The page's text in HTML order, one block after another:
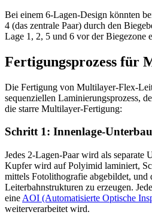
Bei einem 6-Lagen-Design könnten
4 (das zentrale Paar) durch den
Lage 1, 2, 5 und 6 vor der Biegezone
Fertigungsprozess für
Die Fertigung von Multilayer-Flex-
sequenziellen Laminierungsprozess,
die starre Multilayer-Fertigung:
Schritt 1: Innenlage-
Jedes 2-Lagen-Paar wird als separate
Kupfer wird auf Polyimid laminiert,
mittels Fotolithografie abgebildet,
Leiterbahnstrukturen zu erzeugen.
eine AOI (Automatisierte Optische
weiterverarbeitet wird.